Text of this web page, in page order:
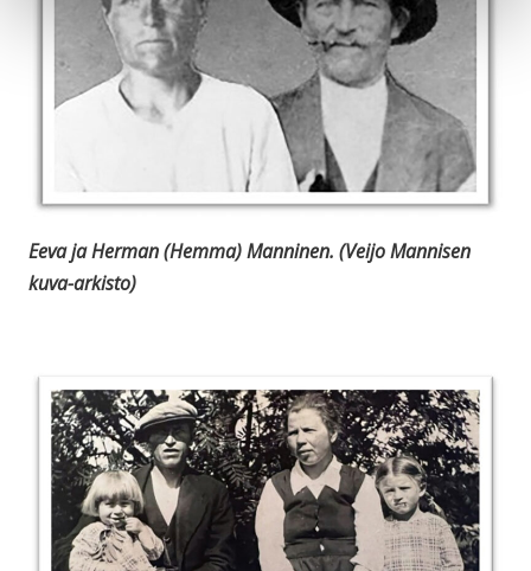
Eeva ja Herman (Hemma) Manninen. (Veijo Mannisen
kuva-arkisto)